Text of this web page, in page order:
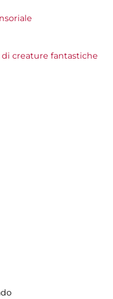
di creature fantastiche